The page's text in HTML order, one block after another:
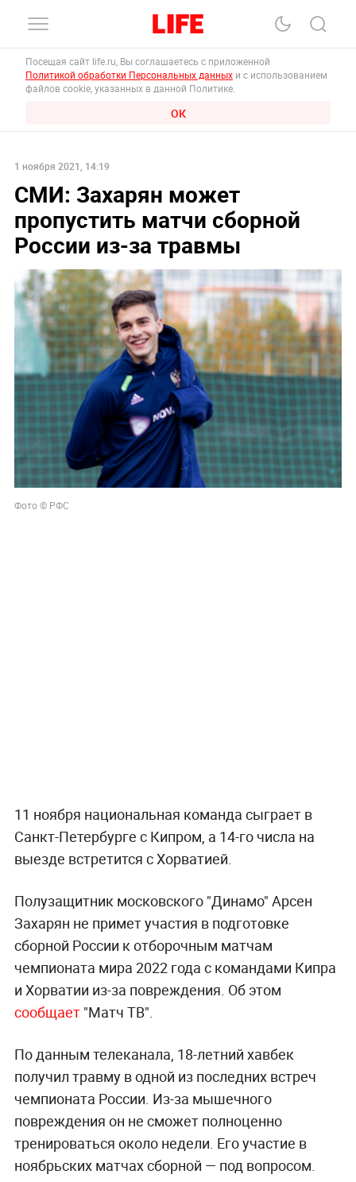
Посещая сайт life.ru, Вы соглашаетесь с приложенной
Политикой обработки Персональных данных и с использованием
файлов cookie, указанных в данной Политике.
ОК
1 ноября 2021, 14:19
СМИ: Захарян может
пропустить матчи сборной
России из-за травмы
Фото © РФС
11 ноября национальная команда сыграет в
Санкт-Петербурге с Кипром, а 14-го числа на
выезде встретится с Хорватией.
Полузащитник московского "Динамо" Арсен
Захарян не примет участия в подготовке
сборной России к отборочным матчам
чемпионата мира 2022 года с командами Кипра
и Хорватии из-за повреждения. Об этом
сообщает"Матч ТВ".
По данным телеканала, 18-летний хавбек
получил травму в одной из последних встреч
чемпионата России. Из-за мышечного
повреждения он не сможет полноценно
тренироваться около недели. Его участие в
ноябрьских матчах сборной — под вопросом.